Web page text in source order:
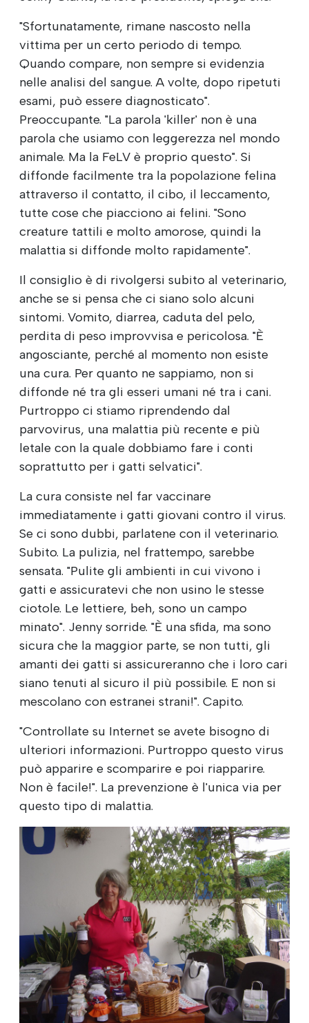
"Sfortunatamente, rimane nascosto nella
vittima per un certo periodo di tempo.
Quando compare, non sempre si evidenzia
nelle analisi del sangue. A volte, dopo ripetuti
esami, può essere diagnosticato".
Preoccupante. "La parola 'killer' non è una
parola che usiamo con leggerezza nel mondo
animale. Ma la FeLV è proprio questo". Si
diffonde facilmente tra la popolazione felina
attraverso il contatto, il cibo, il leccamento,
tutte cose che piacciono ai felini. "Sono
creature tattili e molto amorose, quindi la
malattia si diffonde molto rapidamente".
Il consiglio è di rivolgersi subito al veterinario,
anche se si pensa che ci siano solo alcuni
sintomi. Vomito, diarrea, caduta del pelo,
perdita di peso improvvisa e pericolosa. "È
angosciante, perché al momento non esiste
una cura. Per quanto ne sappiamo, non si
diffonde né tra gli esseri umani né tra i cani.
Purtroppo ci stiamo riprendendo dal
parvovirus, una malattia più recente e più
letale con la quale dobbiamo fare i conti
soprattutto per i gatti selvatici".
La cura consiste nel far vaccinare
immediatamente i gatti giovani contro il virus.
Se ci sono dubbi, parlatene con il veterinario.
Subito. La pulizia, nel frattempo, sarebbe
sensata. "Pulite gli ambienti in cui vivono i
gatti e assicuratevi che non usino le stesse
ciotole. Le lettiere, beh, sono un campo
minato". Jenny sorride. "È una sfida, ma sono
sicura che la maggior parte, se non tutti, gli
amanti dei gatti si assicureranno che i loro cari
siano tenuti al sicuro il più possibile. E non si
mescolano con estranei strani!". Capito.
"Controllate su Internet se avete bisogno di
ulteriori informazioni. Purtroppo questo virus
può apparire e scomparire e poi riapparire.
Non è facile!". La prevenzione è l'unica via per
questo tipo di malattia.